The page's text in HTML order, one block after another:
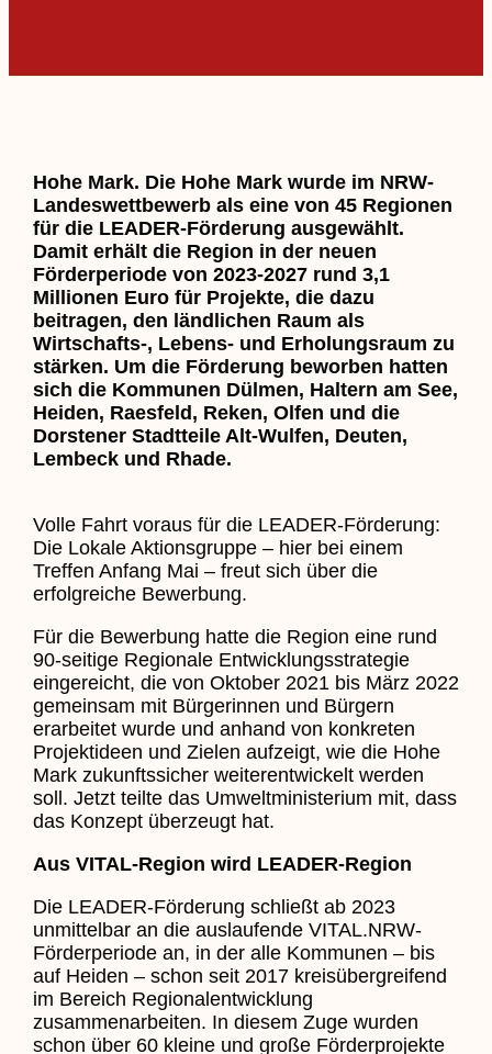
Hohe Mark. Die Hohe Mark wurde im NRW-
Landeswettbewerb als eine von 45 Regionen
für die LEADER-Förderung ausgewählt.
Damit erhält die Region in der neuen
Förderperiode von 2023-2027 rund 3,1
Millionen Euro für Projekte, die dazu
beitragen, den ländlichen Raum als
Wirtschafts-, Lebens- und Erholungsraum zu
stärken. Um die Förderung beworben hatten
sich die Kommunen Dülmen, Haltern am See,
Heiden, Raesfeld, Reken, Olfen und die
Dorstener Stadtteile Alt-Wulfen, Deuten,
Lembeck und Rhade.
Volle Fahrt voraus für die LEADER-Förderung:
Die Lokale Aktionsgruppe – hier bei einem
Treffen Anfang Mai – freut sich über die
erfolgreiche Bewerbung.
Für die Bewerbung hatte die Region eine rund
90-seitige Regionale Entwicklungsstrategie
eingereicht, die von Oktober 2021 bis März 2022
gemeinsam mit Bürgerinnen und Bürgern
erarbeitet wurde und anhand von konkreten
Projektideen und Zielen aufzeigt, wie die Hohe
Mark zukunftssicher weiterentwickelt werden
soll. Jetzt teilte das Umweltministerium mit, dass
das Konzept überzeugt hat.
Aus VITAL-Region wird LEADER-Region
Die LEADER-Förderung schließt ab 2023
unmittelbar an die auslaufende VITAL.NRW-
Förderperiode an, in der alle Kommunen – bis
auf Heiden – schon seit 2017 kreisübergreifend
im Bereich Regionalentwicklung
zusammenarbeiten. In diesem Zuge wurden
schon über 60 kleine und große Förderprojekte